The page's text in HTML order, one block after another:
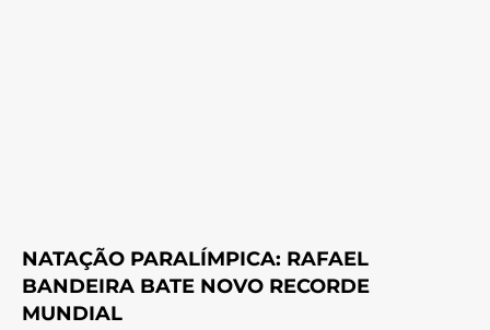
NATAÇÃO PARALÍMPICA: RAFAEL
BANDEIRA BATE NOVO RECORDE
MUNDIAL